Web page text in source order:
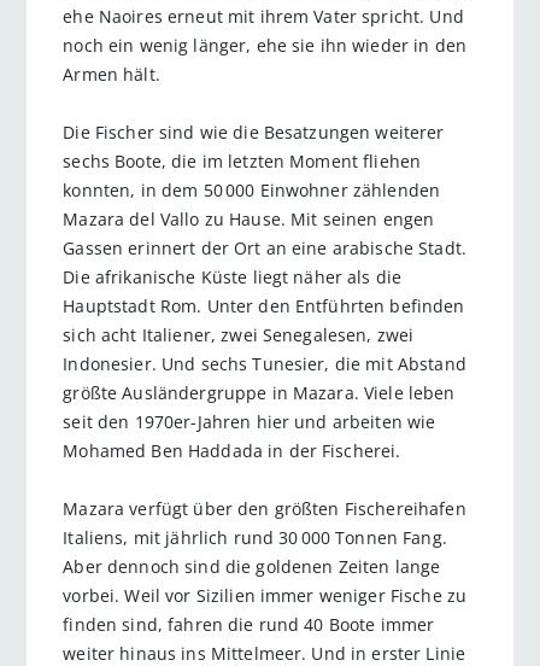
ehe Naoires erneut mit ihrem Vater spricht. Und
noch ein wenig länger, ehe sie ihn wieder in den
Armen hält.
Die Fischer sind wie die Besatzungen weiterer
sechs Boote, die im letzten Moment fliehen
konnten, in dem 50 000 Einwohner zählenden
Mazara del Vallo zu Hause. Mit seinen engen
Gassen erinnert der Ort an eine arabische Stadt.
Die afrikanische Küste liegt näher als die
Hauptstadt Rom. Unter den Entführten befinden
sich acht Italiener, zwei Senegalesen, zwei
Indonesier. Und sechs Tunesier, die mit Abstand
größte Ausländergruppe in Mazara. Viele leben
seit den 1970er-Jahren hier und arbeiten wie
Mohamed Ben Haddada in der Fischerei.
Mazara verfügt über den größten Fischereihafen
Italiens, mit jährlich rund 30 000 Tonnen Fang.
Aber dennoch sind die goldenen Zeiten lange
vorbei. Weil vor Sizilien immer weniger Fische zu
finden sind, fahren die rund 40 Boote immer
weiter hinaus ins Mittelmeer. Und in erster Linie